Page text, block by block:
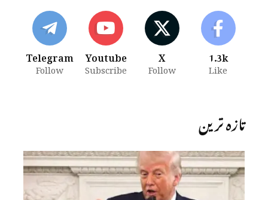
1.3k
Like
X
Follow
Youtube
Subscribe
Telegram
Follow
تازہ ترین